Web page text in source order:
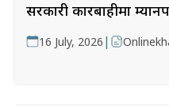
सरकारी कारबाहीमा
16 July, 2026 |